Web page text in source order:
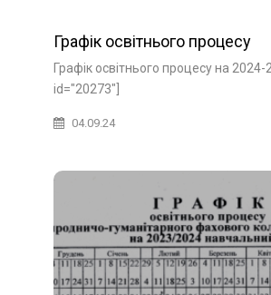
Графік освітнього процесу
Графік освітнього процесу на
id="20273"]
04.09.24